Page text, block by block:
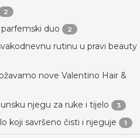
2
duo 2
rutinu u pravi beauty
nove Valentino Hair &
njegu za ruke i tijelo 3
koji savršeno čisti i njeguje 1